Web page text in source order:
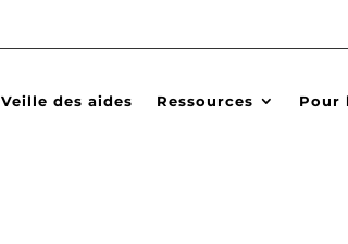
Veille des aides Ressources Pour